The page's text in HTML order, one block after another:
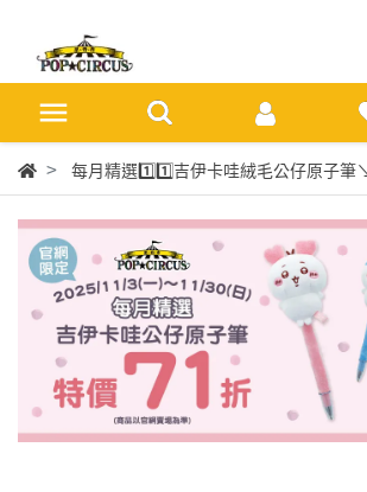
每月精選1️⃣1️⃣吉伊卡哇絨毛公仔原子